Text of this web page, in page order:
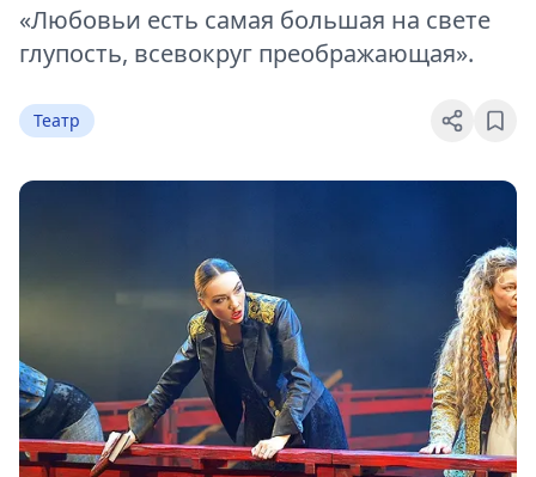
«Любовьи есть самая большая на свете
глупость, всевокруг преображающая».
Театр